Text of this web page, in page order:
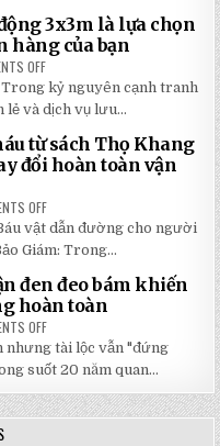
RẺ
TẠI
NHẬT
ĐÔNG
100
TRANG
MỚI
2026:
GIẢM
GIÁ
SỐ
TẬN
GỐC
TẠI
NHẬT
3x3m là lựa chọn
hàng của bạn
OFF
5
LÝ
DO
NHÀ
BẠT
DI
ĐỘNG
3X3M
LỰA
HOÀN
HẢO
CHO
HÀNG
CỦA
BẠN
kỷ nguyên cạnh tranh
lẻ và dịch vụ lưu...
từ sách Thọ Khang
đổi hoàn toàn vận
OFF
5
BÀI
HỌC
XƯƠNG
MÁU
TỪ
SÁCH
THỌ
BẢO
GIÁM
GIÚP
THAY
ĐỔI
HOÀN
TOÀN
vật dẫn đường cho người
Giám: Trong...
đen đeo bám khiến
hoàn toàn
OFF
NGUYÊN
NHÂN
VẬN
ĐEN
ĐEO
BÁM
nhưng tài lộc vẫn "đứng
suốt 20 năm quan...